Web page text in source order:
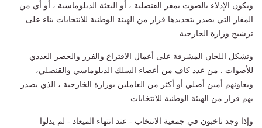
ويكون الإدلاء بالصوت بمقر القنصلية ، أو البعثة الدبلوماسية ، أو أي من
المقار التي يصدر بتحديدها قرار من الهيئة الوطنية للانتخابات بناء على
ترشيح وزارة الخارجية .
وتشكل اللجان المشرفة على أعمال الاقتراع والفرز والحصر العددي
للأصوات . من عدد كاف من أعضاء السلك الدبلوماسي والقنصلي،
ويعاونهم أمين أصلي أو أكثر من العاملين بوزارة الخارجية ، الذي يصدر
بهم قرار من الهيئة الوطنية للانتخابات .
وإذا وجد ناخبون في جمعية الانتخاب - عند انتهاء الميعاد - لم يدلوا